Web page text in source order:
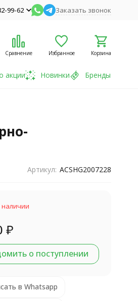
99-62 Заказать звонок
Сравнение Избранное Корзина
акции Новинки Бренды
Артикул: ACSHG2007228
₽
о поступлении
в Whatsapp